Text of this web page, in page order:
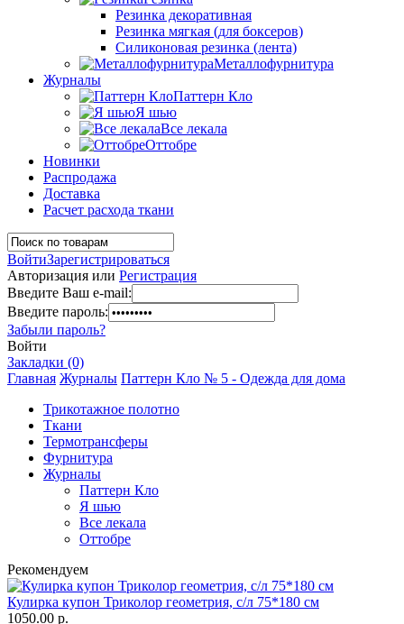
Резинка декоративная
Резинка мягкая (для боксеров)
Силиконовая резинка (лента)
Металлофурнитура
Журналы
Паттерн Кло
Я шью
Все лекала
Оттобре
Новинки
Распродажа
Доставка
Расчет расхода ткани
ВойтиЗарегистрироваться
Авторизация или Регистрация
Введите Ваш e-mail:
Введите пароль:
Забыли пароль?
Войти
Закладки (0)
Главная Журналы Паттерн Кло № 5 - Одежда для дома
Трикотажное полотно
Ткани
Термотрансферы
Фурнитура
Журналы
Паттерн Кло
Я шью
Все лекала
Оттобре
Рекомендуем
Кулирка купон Триколор геометрия, с/л 75*180 см
1050.00 р.